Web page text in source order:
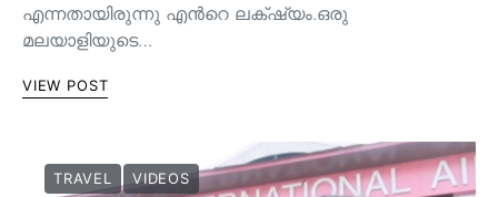
എന്നതായിരുന്നു എന്‍റെ ലക്‌ഷ്യം.ഒരു
മലയാളിയുടെ…
VIEW POST
TRAVEL VIDEOS